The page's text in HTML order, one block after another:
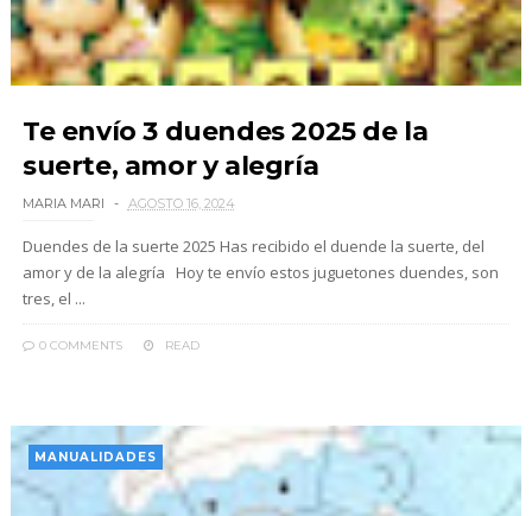
Te envío 3 duendes 2025 de la
suerte, amor y alegría
MARIA MARI AGOSTO 16, 2024
Duendes de la suerte 2025 Has recibido el duende la suerte, del
amor y de la alegría Hoy te envío estos juguetones duendes, son
tres, el ...
0 COMMENTS READ
MANUALIDADES